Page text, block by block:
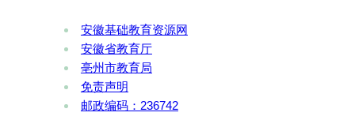
安徽基础教育资源网
安徽省教育厅
亳州市教育局
免责声明
邮政编码：236742